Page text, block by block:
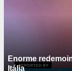
Enorme
Itália